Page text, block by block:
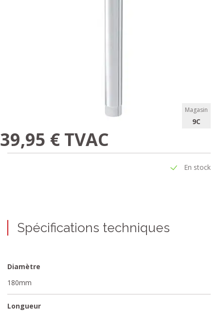
Magasin
9C
39,95 € TVAC
En stock
Spécifications techniques
Diamètre
180mm
Longueur